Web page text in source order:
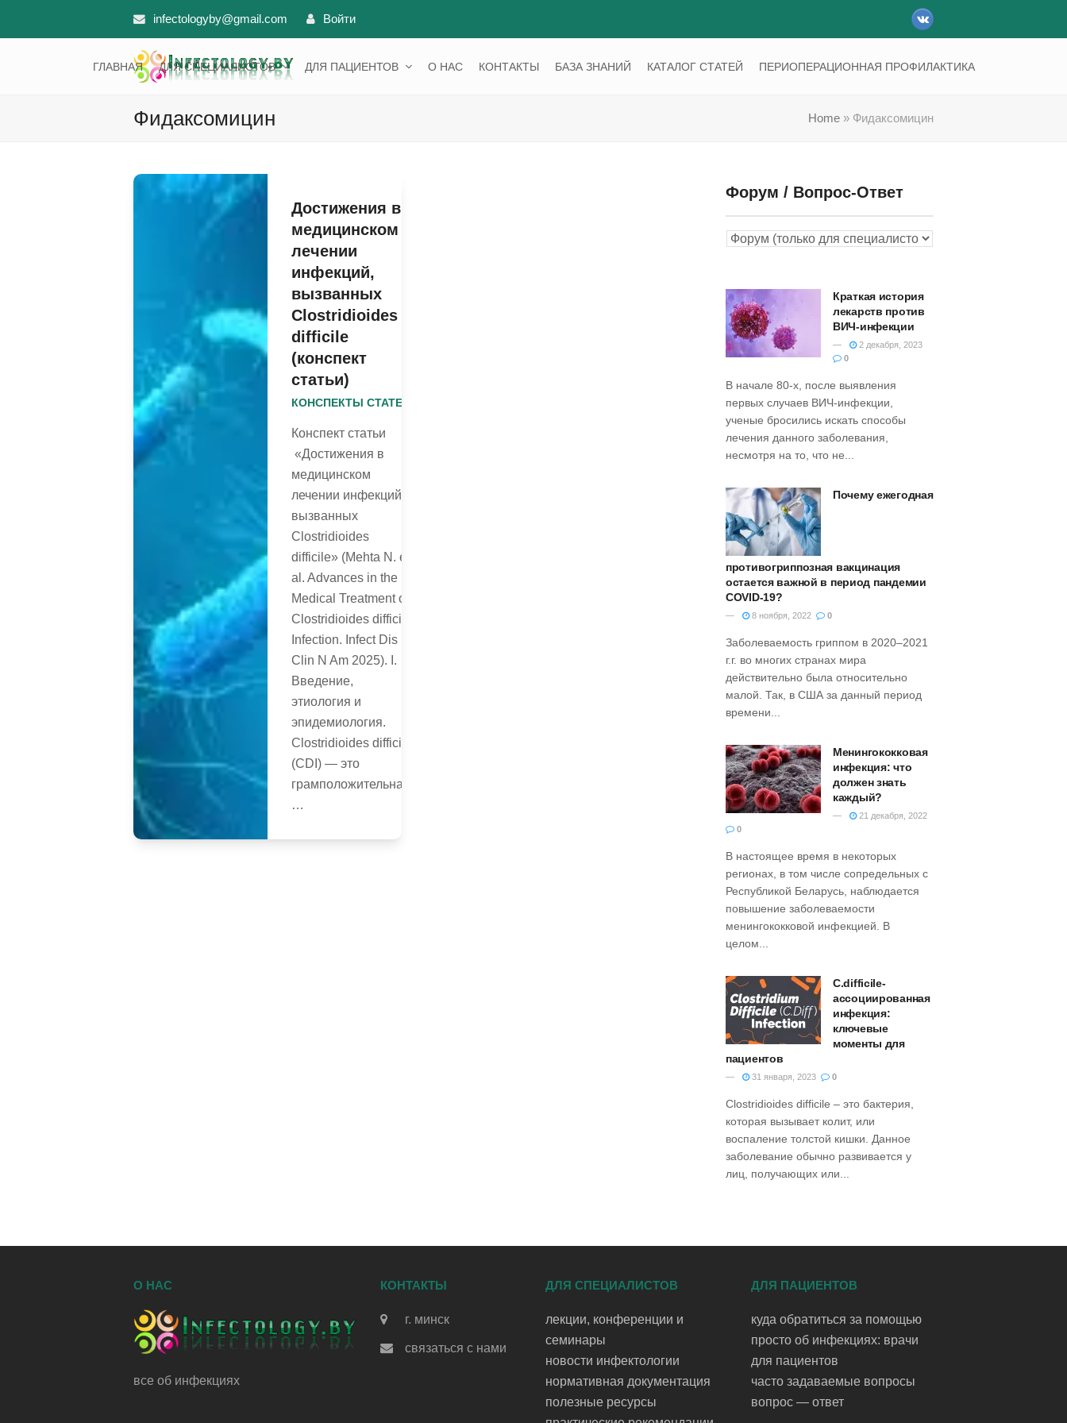
infectologyby@gmail.com Войти VK
ГЛАВНАЯ ДЛЯ СПЕЦИАЛИСТОВ ДЛЯ ПАЦИЕНТОВ О НАС КОНТАКТЫ БАЗА ЗНАНИЙ КАТАЛОГ СТАТЕЙ ПЕРИОПЕРАЦИОННАЯ ПРОФИЛАКТИКА
Фидаксомицин Home » Фидаксомицин
Достижения в
медицинском
лечении
инфекций,
вызванных
Clostridioides
difficile
(конспект
статьи)
КОНСПЕКТЫ СТАТЕЙ
Конспект статьи
«Достижения в
медицинском
лечении инфекций,
вызванных
Clostridioides
difficile» (Mehta N. et
al. Advances in the
Medical Treatment of
Clostridioides difficile
Infection. Infect Dis
Clin N Am 2025). I.
Введение,
этиология и
эпидемиология.
Clostridioides difficile
(CDI) — это
грамположительная,
…
Форум / Вопрос-Ответ
Краткая история
лекарств против
ВИЧ-инфекции
2 декабря, 2023
0
В начале 80-х, после выявления
первых случаев ВИЧ-инфекции,
ученые бросились искать способы
лечения данного заболевания,
несмотря на то, что не...
Почему ежегодная
противогриппозная вакцинация
остается важной в период пандемии
COVID-19?
8 ноября, 2022 0
Заболеваемость гриппом в 2020–2021
г.г. во многих странах мира
действительно была относительно
малой. Так, в США за данный период
времени...
Менингококковая
инфекция: что
должен знать
каждый?
21 декабря, 2022
0
В настоящее время в некоторых
регионах, в том числе сопредельных с
Республикой Беларусь, наблюдается
повышение заболеваемости
менингококковой инфекцией. В
целом...
С.difficile-
ассоциированная
инфекция:
ключевые
моменты для
пациентов
31 января, 2023 0
Clostridioides difficile – это бактерия,
которая вызывает колит, или
воспаление толстой кишки. Данное
заболевание обычно развивается у
лиц, получающих или...
О НАС
все об инфекциях
КОНТАКТЫ
г. минск
связаться с нами
ДЛЯ СПЕЦИАЛИСТОВ
лекции, конференции и
семинары
новости инфектологии
нормативная документация
полезные ресурсы
ДЛЯ ПАЦИЕНТОВ
куда обратиться за помощью
просто об инфекциях: врачи
для пациентов
часто задаваемые вопросы
вопрос — ответ